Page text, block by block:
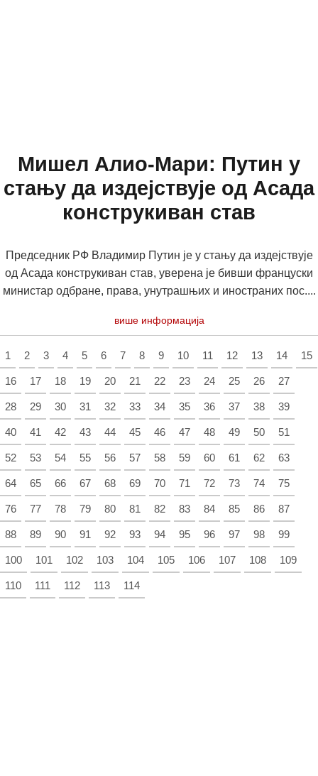
Мишел Алио-Мари: Путин у
стању да издејствује од Асада
конструкиван став
Председник РФ Владимир Путин је у стању да издејствује
од Асада конструкиван став, уверена је бивши француски
министар одбране, права, унутрашњих и иностраних пос....
више информација
1 2 3 4 5 6 7 8 9 10 11 12 13 14 15
16 17 18 19 20 21 22 23 24 25 26 27
28 29 30 31 32 33 34 35 36 37 38 39
40 41 42 43 44 45 46 47 48 49 50 51
52 53 54 55 56 57 58 59 60 61 62 63
64 65 66 67 68 69 70 71 72 73 74 75
76 77 78 79 80 81 82 83 84 85 86 87
88 89 90 91 92 93 94 95 96 97 98 99
100 101 102 103 104 105 106 107 108 109
110 111 112 113 114